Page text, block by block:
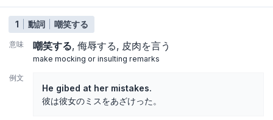
1 動詞 嘲笑する
意味 嘲笑する 侮辱する 皮肉を言う
make mocking or insulting remarks
例文
He gibed at her mistakes.
彼は彼女のミスをあざけった。